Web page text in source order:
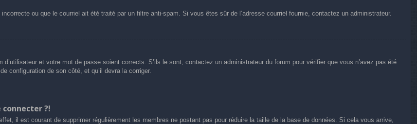
ou que le courriel ait été traité par un filtre anti-spam. Si vous êtes sûr de l’adresse courriel fournie, contactez un administrateur.
et votre mot de passe soient corrects. S’ils le sont, contactez un administrateur du forum pour vérifier que vous n’avez pas été
configuration de son côté, et qu’il devra la corriger.
?!
il est courant de supprimer régulièrement les membres ne postant pas pour réduire la taille de la base de données. Si cela vous arrive,